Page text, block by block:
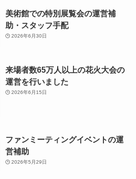
美術館での特別展覧会の運営補
助・スタッフ手配
2026年6月30日
来場者数65万人以上の花火大会の
運営を行いました
2026年6月15日
ファンミーティングイベントの運
営補助
2026年5月29日